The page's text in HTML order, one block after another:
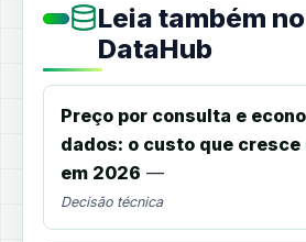
Leia também no
DataHub
Preço por consulta e
dados: o custo que cresce
em 2026 —
Decisão técnica